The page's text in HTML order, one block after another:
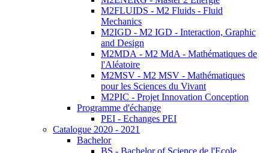
M2FLUIDS - M2 Fluids - Fluid
Mechanics
M2IGD - M2 IGD - Interaction, Graphic
and Design
M2MDA - M2 MdA - Mathématiques de
l'Aléatoire
M2MSV - M2 MSV - Mathématiques
pour les Sciences du Vivant
M2PIC - Projet Innovation Conception
Programme d'échange
PEI - Echanges PEI
Catalogue 2020 - 2021
Bachelor
BS - Bachelor of Science de l'Ecole